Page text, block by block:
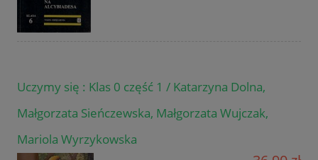
Uczymy się : Klas 0 część 1 / Katarzyna Dolna,
Małgorzata Sieńczewska, Małgorzata Wujczak,
Mariola Wyrzykowska